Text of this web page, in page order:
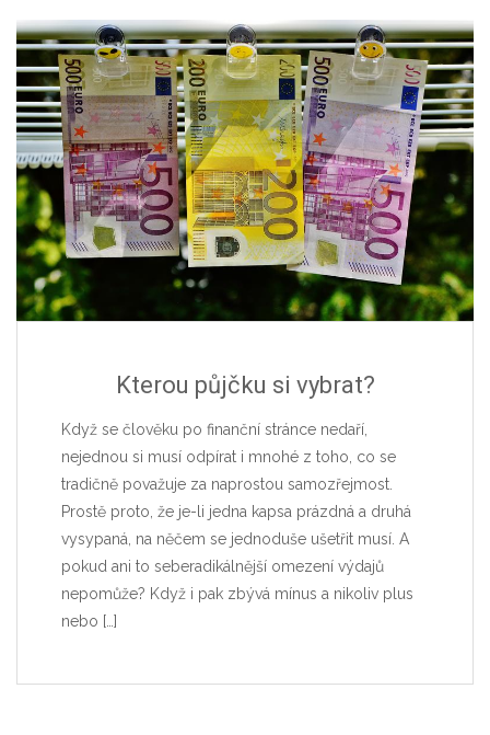
Kterou půjčku si vybrat?
Když se člověku po finanční stránce nedaří,
nejednou si musí odpírat i mnohé z toho, co se
tradičně považuje za naprostou samozřejmost.
Prostě proto, že je-li jedna kapsa prázdná a druhá
vysypaná, na něčem se jednoduše ušetřit musí. A
pokud ani to seberadikálnější omezení výdajů
nepomůže? Když i pak zbývá mínus a nikoliv plus
nebo […]